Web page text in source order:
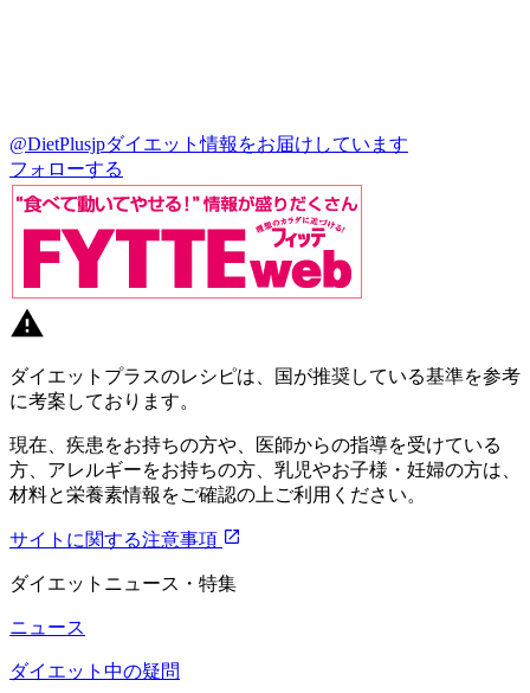
@DietPlusjpダイエット情報をお届けしています
フォローする
ダイエットプラスのレシピは、国が推奨している基準を参考
に考案しております。
現在、疾患をお持ちの方や、医師からの指導を受けている
方、アレルギーをお持ちの方、乳児やお子様・妊婦の方は、
材料と栄養素情報をご確認の上ご利用ください。
サイトに関する注意事項
ダイエットニュース・特集
ニュース
ダイエット中の疑問